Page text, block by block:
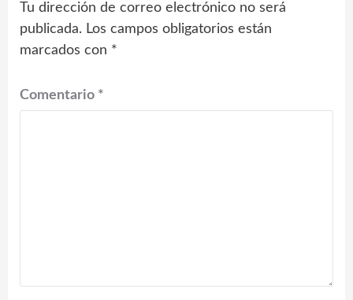
Tu dirección de correo electrónico no será
publicada. Los campos obligatorios están
marcados con *
Comentario *